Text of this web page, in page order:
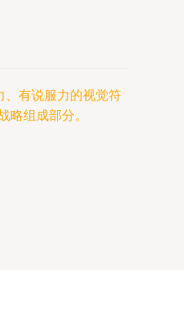
、有说服力的视觉符
组成部分。